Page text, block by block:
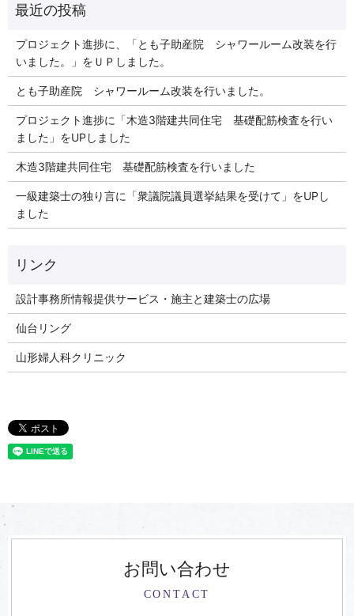
プロジェクト進捗に、「とも子助産院 シャワールーム改装を行
いました。」をＵＰしました。
とも子助産院 シャワールーム改装を行いました。
プロジェクト進捗に「木造3階建共同住宅 基礎配筋検査を行い
ました」をUPしました
木造3階建共同住宅 基礎配筋検査を行いました
一級建築士の独り言に「衆議院議員選挙結果を受けて」をUPし
ました
リンク
設計事務所情報提供サービス・施主と建築士の広場
仙台リング
山形婦人科クリニック
お問い合わせ
CONTACT